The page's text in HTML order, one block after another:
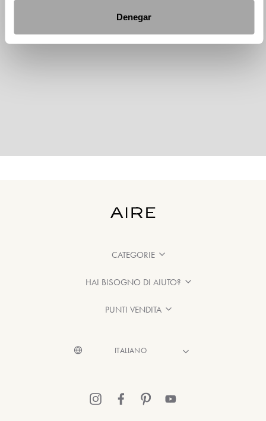
Denegar
CATEGORIE
HAI BISOGNO DI AIUTO?
PUNTI VENDITA